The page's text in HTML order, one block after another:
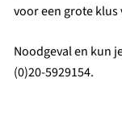
voor een grote
Noodgeval en kun
(0)20-5929154.